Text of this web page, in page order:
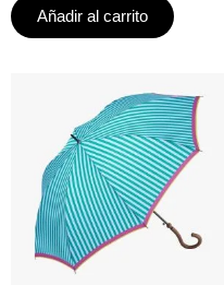
Añadir al carrito